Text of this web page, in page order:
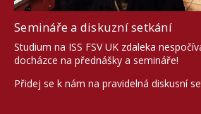
Semináře a diskuzní setkání
Studium na ISS FSV UK zdaleka
docházce na přednášky a semináře!
Přidej se k nám na pravidelná diskusní